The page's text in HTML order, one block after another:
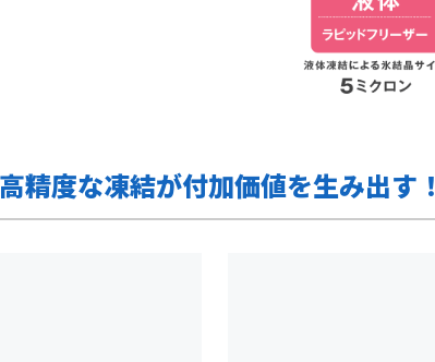
精度な凍結が付加価値を生み出す！